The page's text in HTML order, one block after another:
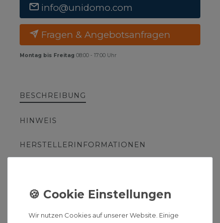
info@unidomo.com
Fragen & Angebotsanfragen
Montag bis Freitag 08:00 - 17:00 Uhr
BESCHREIBUNG
HINWEIS
HERSTELLERINFORMATIONEN
Remko Klimaanlage
Wir nutzen Cookies auf unserer Website. Einige